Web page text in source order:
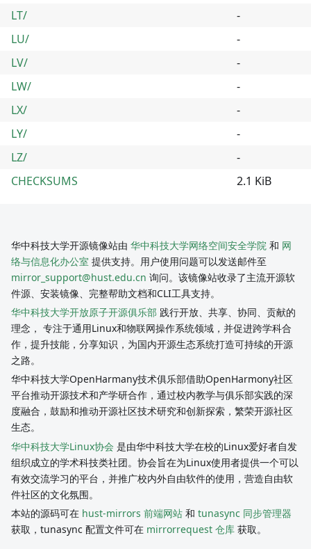
LT/
-
LU/
-
LV/
-
LW/
-
LX/
-
LY/
-
LZ/
-
CHECKSUMS
2.1 KiB
华中科技大学开源镜像站由 华中科技大学网络空间安全学院 和 网
络与信息化办公室 提供支持。用户使用问题可以发送邮件至
mirror_support@hust.edu.cn 询问。该镜像站收录了主流开源软
件源、安装镜像、完整帮助文档和CLI工具支持。
华中科技大学开放原子开源俱乐部 践行开放、共享、协同、贡献的
理念， 专注于通用Linux和物联网操作系统领域，并促进跨学科合
作，提升技能，分享知识，为国内开源生态系统打造可持续的开源
之路。
华中科技大学OpenHarmany技术俱乐部借助OpenHarmony社区
平台推动开源技术和产学研合作，通过校内教学与俱乐部实践的深
度融合，鼓励和推动开源社区技术研究和创新探索，繁荣开源社区
生态。
华中科技大学Linux协会 是由华中科技大学在校的Linux爱好者自发
组织成立的学术科技类社团。协会旨在为Linux使用者提供一个可以
有效交流学习的平台，并推广校内外自由软件的使用，营造自由软
件社区的文化氛围。
本站的源码可在 hust-mirrors 前端网站 和 tunasync 同步管理器
获取，tunasync 配置文件可在 mirrorrequest 仓库 获取。